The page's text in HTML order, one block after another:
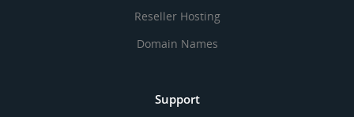
Reseller Hosting
Domain Names
Support